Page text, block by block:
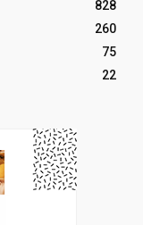
828
260
75
22